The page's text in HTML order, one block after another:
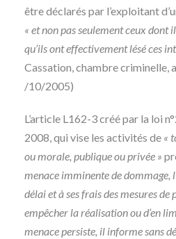
être déclarés par l’exploitant
« et non pas seulement ceux dont
qu’ils ont effectivement lésé ces
Cassation, chambre criminelle,
/10/2005)
L’article L162-3 créé par la loi
2008, qui vise les activités de «
ou morale, publique ou privée »
menace imminente de dommage,
délai et à ses frais des mesures de
empêcher la réalisation ou d’en
menace persiste, il informe sans